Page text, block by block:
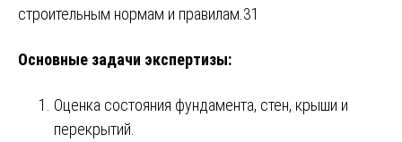
строительным нормам и правилам.​ ‍31‍
Основные задачи экспертизы:
Оценка состояния фундамента, стен, крыши и
перекрытий.